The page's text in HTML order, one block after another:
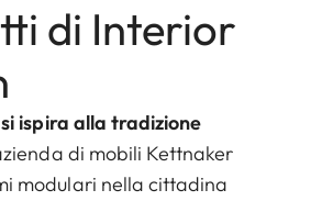
di Interior
si ispira alla tradizione
di mobili Kettnaker
modulari nella cittadina